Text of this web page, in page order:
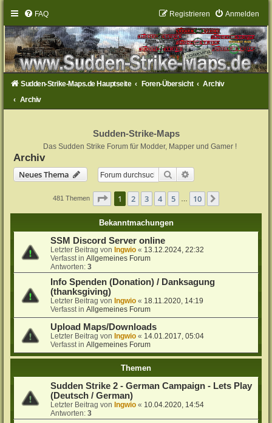
FAQ Anmelden
Registrieren
Sudden-Strike-Maps.de Hauptseite Foren-Übersicht
Archiv
Archiv
Sudden-Strike-Maps
Das Sudden Strike Forum für Modder, Mapper und Gamer !
Archiv
Neues Thema
Suche
481 Themen Seite 1von 10
1 2 3 4 5 10
Bekanntmachungen
SSM Discord Server online
Letzter Beitrag von Ingwio « 13.12.2024, 22:32
Verfasst inAllgemeines Forum
Antworten:3
Info Spenden (Donation) / Danksagung
(thanksgiving)
Letzter Beitrag von Ingwio « 18.11.2020, 14:19
Verfasst inAllgemeines Forum
Upload Maps/Downloads
Letzter Beitrag von Ingwio « 14.01.2017, 05:04
Verfasst inAllgemeines Forum
Themen
Sudden Strike 2 - German Campaign - Lets Play
(Deutsch / German)
Letzter Beitrag von Ingwio « 10.04.2020, 14:54
Antworten:3